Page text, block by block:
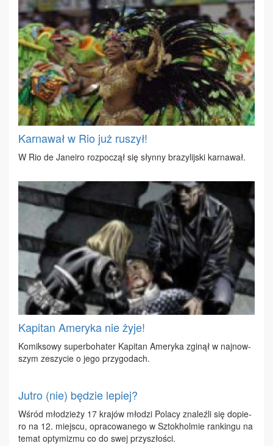
Karnawał w Rio już ruszył!
W Rio de Ja­ne­iro roz­po­czął się słyn­ny bra­zy­lij­ski kar­na­wał.
Kapitan Ameryka nie żyje!
Ko­mik­so­wy su­per­bo­ha­ter Ka­pi­tan Ame­ry­ka zgi­nął w naj­now­
szym ze­szy­cie o je­go przy­go­dach.
Jutro (nie) będzie lepiej?
Wśród mło­dzie­ży 17 kra­jów mło­dzi Po­la­cy zna­leź­li się do­pie­
ro na 12. miej­scu, opra­co­wa­ne­go w Sztok­hol­mie ran­kin­gu na
te­mat opty­mi­zmu co do swej przy­szło­ści.